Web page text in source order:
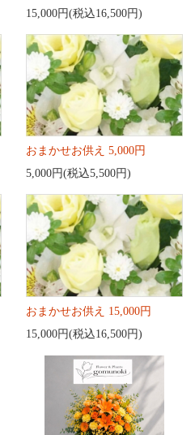
15,000円(税込16,500円)
おまかせお供え 5,000円
5,000円(税込5,500円)
おまかせお供え 15,000円
15,000円(税込16,500円)